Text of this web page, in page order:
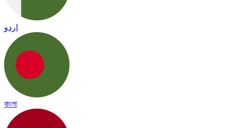
اردو
বাংলা